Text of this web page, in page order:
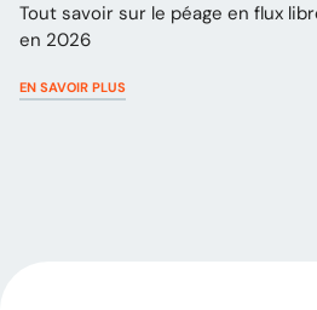
Tout savoir sur le péage en flux
en 2026
EN SAVOIR PLUS